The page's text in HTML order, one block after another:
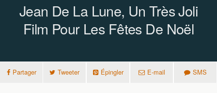
Jean De La Lune, Un Très Joli
Film Pour Les Fêtes De Noël
Partager Tweeter Épingler E-mail SMS